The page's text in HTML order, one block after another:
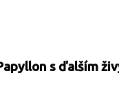
s ďalším